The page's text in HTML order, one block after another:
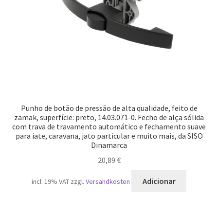
Punho de botão de pressão de alta qualidade, feito de
zamak, superfície: preto, 14.03.071-0. Fecho de alça sólida
com trava de travamento automático e fechamento suave
para iate, caravana, jato particular e muito mais, da SISO
Dinamarca
20,89 €
incl. 19% VAT zzgl. Versandkosten Adicionar